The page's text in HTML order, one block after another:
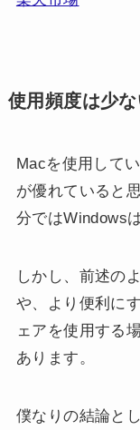
使用頻度は少
Macを使用して
が優れていると
分ではWindows
しかし、前述の
や、より便利に
ェアを使用する
あります。
僕なりの結論と